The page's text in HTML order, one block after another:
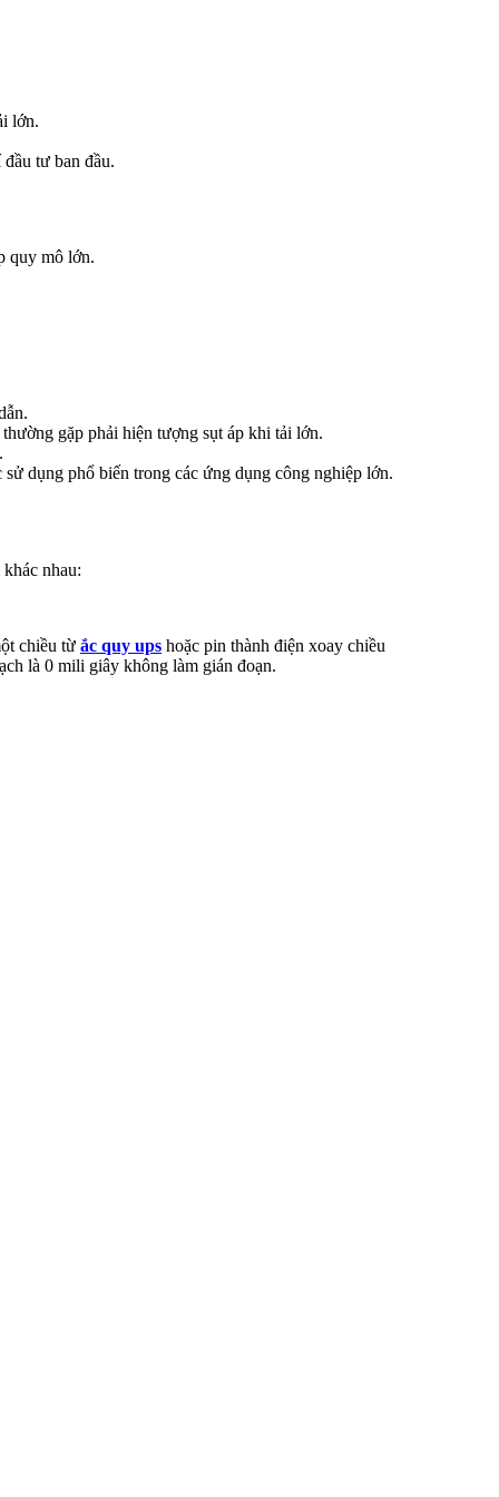
lớn.
tư ban đầu.
quy mô lớn.
gặp phải hiện tượng sụt áp khi tải lớn.
dụng phổ biến trong các ứng dụng công nghiệp lớn.
nhau:
chiều từ ắc quy ups hoặc pin thành điện xoay chiều
là 0 mili giây không làm gián đoạn.